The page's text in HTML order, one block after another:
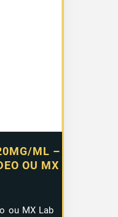
ML –
OU MX
ou MX Lab